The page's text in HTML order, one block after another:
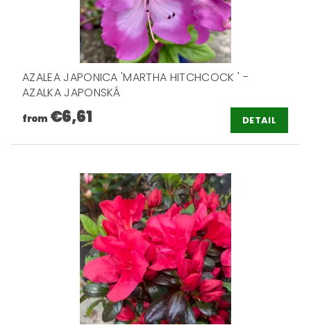
AZALEA JAPONICA 'MARTHA HITCHCOCK ' -
AZALKA JAPONSKÁ
from €6,61 DETAIL